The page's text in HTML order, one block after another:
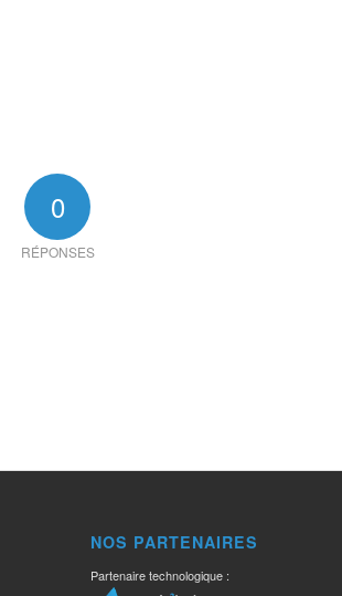
0
RÉPONSES
NOS PARTENAIRES
Partenaire technologique :